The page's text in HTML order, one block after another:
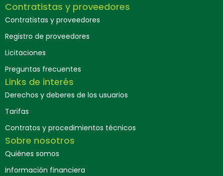
Contratistas y proveedores
Contratistas y proveedores
Registro de proveedores
Licitaciones
Preguntas frecuentes
Links de interés
Derechos y deberes de los usuarios
Tarifas
Contratos y procedimientos técnicos
Sobre nosotros
Quiénes somos
Información financiera